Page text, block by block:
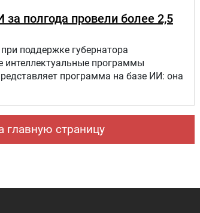
полгода провели более 2,5
поддержке губернатора
интеллектуальные программы
программа на базе ИИ: она
главную страницу